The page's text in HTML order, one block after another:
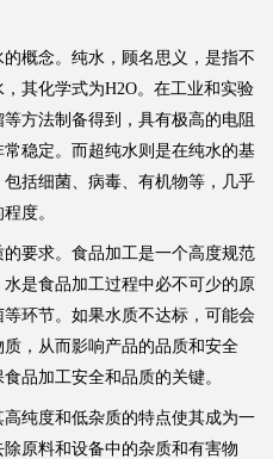
概念。纯水，顾名思义，是指不
其化学式为H2O。在工业和实验
方法制备得到，具有极高的电阻
稳定。而超纯水则是在纯水的基
括细菌、病毒、有机物等，几乎
度。
要求。食品加工是一个高度规范
是食品加工过程中必不可少的原
环节。如果水质不达标，可能会
，从而影响产品的品质和安全
品加工安全和品质的关键。
纯度和低杂质的特点使其成为一
原料和设备中的杂质和有害物